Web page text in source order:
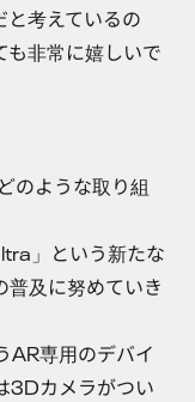
と考えているの
非常に嬉しいで
ような取り組
」という新たな
普及に努めていき
AR専用のデバイ
3Dカメラがつい